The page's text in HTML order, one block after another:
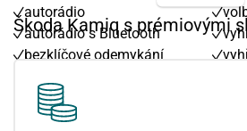
autorádio
autorádio s Bluetooth
bezklíčové odemykání
bezklíčové startování a
odemykání
Škoda Kamiq s prémiovými